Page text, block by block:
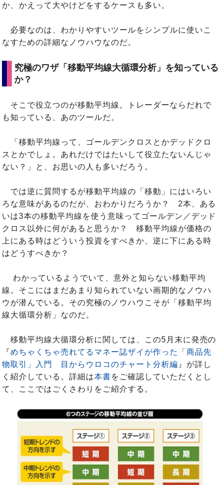
か、かえって大やけどをするケースも多い。
必要なのは、わかりやすいツールをシンプルに使いこ
なすための詳細なノウハウなのだ。
究極のワザ「移動平均線大循環分析」を知っている
か？
そこで役立つのが移動平均線。トレーダーならだれで
も知っている、あのツールだ。
「移動平均線って、ゴールデンクロスとかデッドクロ
スとかでしょ。あれだけではたいして役立たないんじゃ
ない？」と、お思いの人も多いだろう。
では逆に質問するが移動平均線の「移動」にはいろい
ろな意味があるのだが、おわかりだろうか？ 2本、ある
いは3本の移動平均線を使う意味ってゴールデン／デッド
クロス以外に何があると思うか？ 移動平均線が価格の
上にある時はどういう投資をすべきか、逆に下にある時
はどうすべきか？
わかっているようでいて、意外と知らない移動平均
線。そこにはまだあまり知られていない画期的なノウハ
ウが潜んでいる。その究極のノウハウこそが「移動平均
線大循環分析」なのだ。
移動平均線大循環分析に関しては、この5月末に発売の
『めちゃくちゃ売れてるマネー誌ザイが作った「商品先
物取引」入門 目からウロコのチャート分析編 』が詳し
く紹介している。詳細は本書をご確認していただくとし
て、ここではごくさわりをご紹介する。